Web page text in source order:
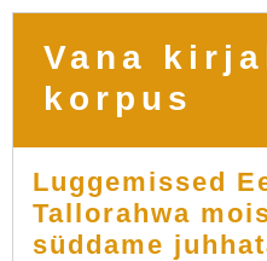
Vana
korpus
Luggemissed
Tallorahwa
süddame